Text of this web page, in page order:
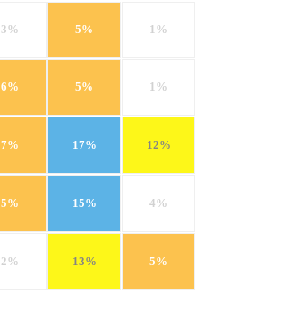
3% 5% 1%
6% 5% 1%
7% 17% 12%
5% 15% 4%
2% 13% 5%